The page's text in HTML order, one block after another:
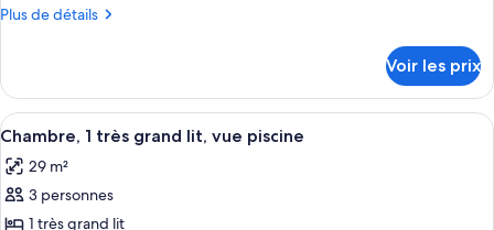
Suite
Premier
»,
1
très
Plus de détails
Plus
le
type
de
Suite
Voir les prix
Afficher
toutes
les
photos
Literie de qualité supérieure, couette
7
Chambre, 1 très grand lit, vue piscine
29 m²
3 personnes
1 très grand lit